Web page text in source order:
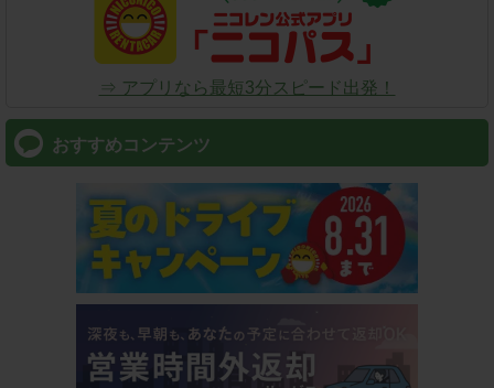
⇒ アプリなら最短3分スピード出発！
おすすめコンテンツ